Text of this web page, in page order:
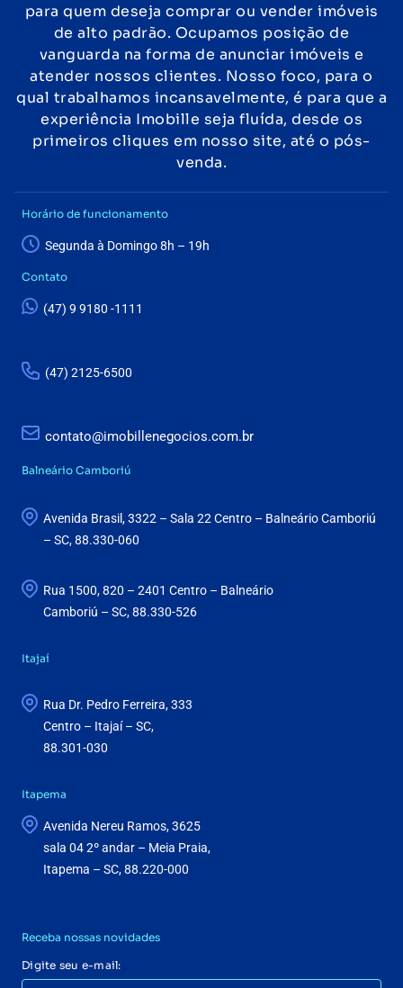
para quem deseja comprar ou vender imóveis
de alto padrão. Ocupamos posição de
vanguarda na forma de anunciar imóveis e
atender nossos clientes. Nosso foco, para o
qual trabalhamos incansavelmente, é para que a
experiência Imobille seja fluída, desde os
primeiros cliques em nosso site, até o pós-
venda.
Horário de funcionamento
Segunda à Domingo 8h – 19h
Contato
(47) 9 9180 -1111
(47) 2125-6500
contato@imobillenegocios.com.br
Balneário Camboriú
Avenida Brasil, 3322 – Sala 22 Centro – Balneário Camboriú
– SC, 88.330-060
Rua 1500, 820 – 2401 Centro – Balneário
Camboriú – SC, 88.330-526
Itajaí
Rua Dr. Pedro Ferreira, 333
Centro – Itajaí – SC,
88.301-030
Itapema
Avenida Nereu Ramos, 3625
sala 04 2º andar – Meia Praia,
Itapema – SC, 88.220-000
Receba nossas novidades
Digite seu e-mail: